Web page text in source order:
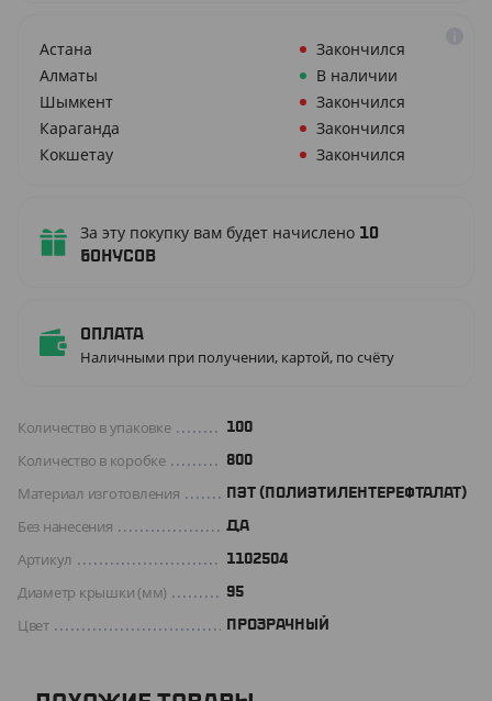
Астана
Закончился
Алматы
В наличии
Шымкент
Закончился
Караганда
Закончился
Кокшетау
Закончился
За эту покупку вам будет начислено 10
бонусов
Оплата
Наличными при получении, картой, по счёту
Количество в упаковке 100
Количество в коробке 800
Материал изготовления ПЭТ (ПОЛИЭТИЛЕНТЕРЕФТАЛАТ)
Без нанесения ДА
Артикул 1102504
Диаметр крышки (мм) 95
Цвет ПРОЗРАЧНЫЙ